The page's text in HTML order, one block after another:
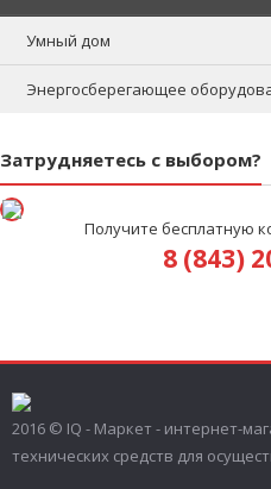
Умный дом
Энергосберегающее
Затрудняетесь с выбором?
Получите бесплатную
8 (843)
2016 © IQ - Маркет - интернет-
технических средств для